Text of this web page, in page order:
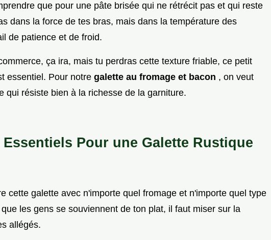
que pour une pâte brisée qui ne rétrécit pas et qui reste
dans la force de tes bras, mais dans la température des
de patience et de froid.
ça ira, mais tu perdras cette texture friable, ce petit
essentiel. Pour notre galette au fromage et bacon , on veut
qui résiste bien à la richesse de la garniture.
Pour une Galette Rustique
cette galette avec n'importe quel fromage et n'importe quel type
les gens se souviennent de ton plat, il faut miser sur la
allégés.